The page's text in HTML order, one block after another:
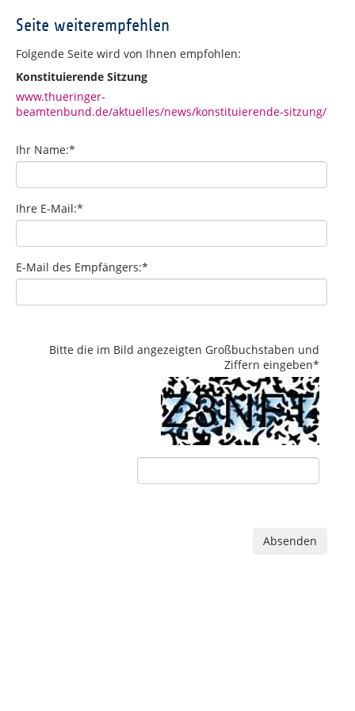
Seite weiterempfehlen
Folgende Seite wird von Ihnen empfohlen:
Konstituierende Sitzung
www.thueringer-
beamtenbund.de/aktuelles/news/konstituierende-sitzung/
Ihr Name:*
Ihre E-Mail:*
E-Mail des Empfängers:*
Bitte die im Bild angezeigten Großbuchstaben und
Ziffern eingeben*
Absenden